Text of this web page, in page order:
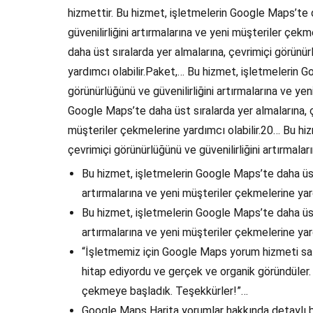
hizmettir. Bu hizmet, işletmelerin Google Maps’te
güvenilirliğini artırmalarına ve yeni müşteriler
daha üst sıralarda yer almalarına, çevrimiçi
yardımcı olabilir.Paket,… Bu hizmet, işletmelerin
görünürlüğünü ve güvenilirliğini artırmalarına ve
Google Maps’te daha üst sıralarda yer
müşteriler çekmelerine yardımcı olabilir.20… Bu
çevrimiçi görünürlüğünü ve güvenilirliğini
Bu hizmet, işletmelerin Google Maps’te daha
artırmalarına ve yeni müşteriler çekmelerine
Bu hizmet, işletmelerin Google Maps’te daha
artırmalarına ve yeni müşteriler çekmelerine
“İşletmemiz için Google Maps yorum hizmeti
hitap ediyordu ve gerçek ve organik
çekmeye başladık. Teşekkürler!”…